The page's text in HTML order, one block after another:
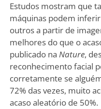
Estudos mostram que
máquinas podem
outros a partir de
melhores do que o
publicado na Nature,
reconhecimento facial
corretamente se
72% das vezes, muito
acaso aleatório de 50%.